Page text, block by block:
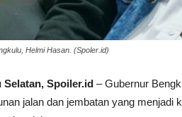
Helmi Hasan. (Spoler.id)
Selatan, Spoiler.id – Gubernur
jalan dan jembatan yang